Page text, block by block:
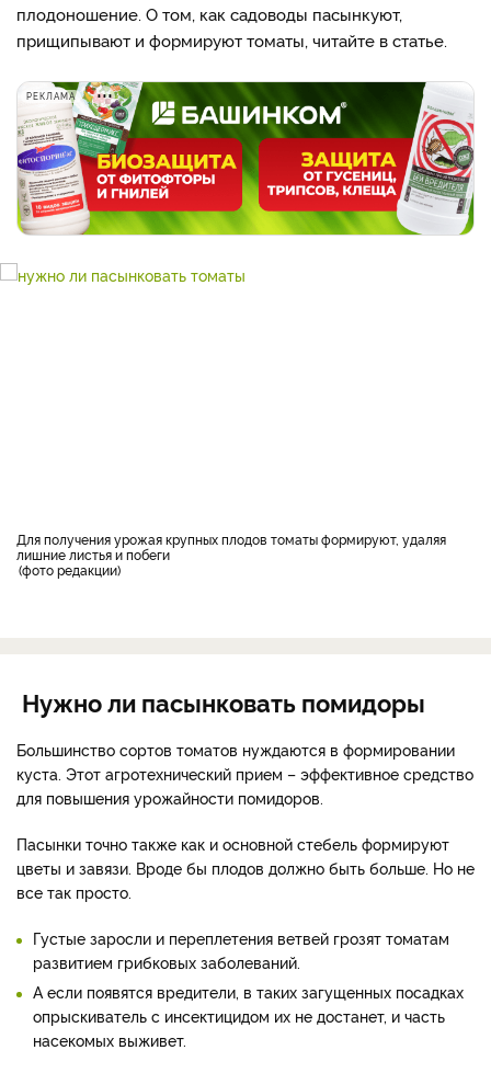
плодоношение. О том, как садоводы пасынкуют,
прищипывают и формируют томаты, читайте в статье.
РЕКЛАМА
Для получения урожая крупных плодов томаты формируют, удаляя
лишние листья и побеги
фото редакции
Нужно ли пасынковать помидоры
Большинство сортов томатов нуждаются в формировании
куста. Этот агротехнический прием – эффективное средство
для повышения урожайности помидоров.
Пасынки точно также как и основной стебель формируют
цветы и завязи. Вроде бы плодов должно быть больше. Но не
все так просто.
Густые заросли и переплетения ветвей грозят томатам
развитием грибковых заболеваний.
А если появятся вредители, в таких загущенных посадках
опрыскиватель с инсектицидом их не достанет, и часть
насекомых выживет.